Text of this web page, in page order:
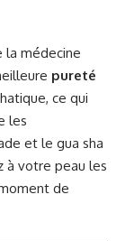
la médecine
pureté
ce qui
les
et le gua sha
à votre peau les
de